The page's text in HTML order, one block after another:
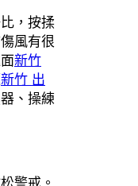
，按揉
風有很
新竹
新竹 出
、操練